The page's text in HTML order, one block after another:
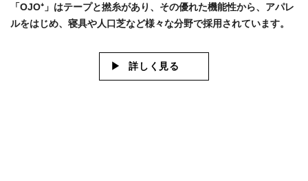
「OJO⁺」はテープと撚糸があり、その優れた機能性から、アパレ
ルをはじめ、寝具や人口芝など様々な分野で採用されています。
詳しく見る